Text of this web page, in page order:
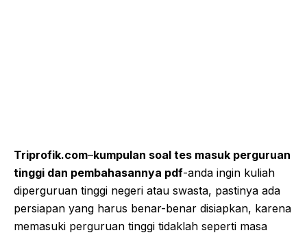
Triprofik.com–kumpulan soal tes masuk perguruan
tinggi dan pembahasannya pdf-anda ingin kuliah
diperguruan tinggi negeri atau swasta, pastinya ada
persiapan yang harus benar-benar disiapkan, karena
memasuki perguruan tinggi tidaklah seperti masa